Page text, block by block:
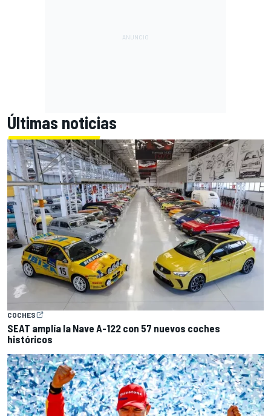
Últimas noticias
COCHES
SEAT amplía la Nave A-122 con 57 nuevos coches
históricos